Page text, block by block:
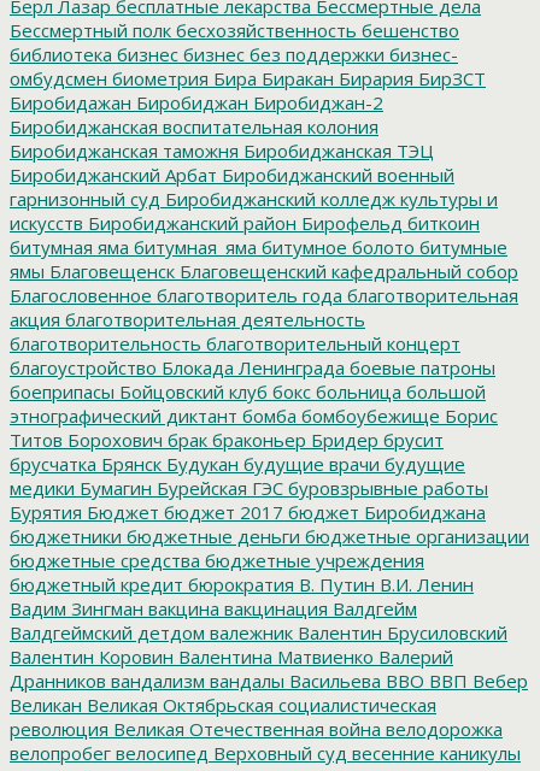
Берл Лазар бесплатные лекарства Бессмертные дела
Бессмертный полк бесхозяйственность бешенство
библиотека бизнес бизнес без поддержки бизнес-
омбудсмен биометрия Бира Биракан Бирария БирЗСТ
Биробидажан Биробиджан Биробиджан-2
Биробиджанская воспитательная колония
Биробиджанская таможня Биробиджанская ТЭЦ
Биробиджанский Арбат Биробиджанский военный
гарнизонный суд Биробиджанский колледж культуры и
искусств Биробиджанский район Бирофельд биткоин
битумная яма битумная_яма битумное болото битумные
ямы Благовещенск Благовещенский кафедральный собор
Благословенное благотворитель года благотворительная
акция благотворительная деятельность
благотворительность благотворительный концерт
благоустройство Блокада Ленинграда боевые патроны
боеприпасы Бойцовский клуб бокс больница большой
этнографический диктант бомба бомбоубежище Борис
Титов Борохович брак браконьер Бридер брусит
брусчатка Брянск Будукан будущие врачи будущие
медики Бумагин Бурейская ГЭС буровзрывные работы
Бурятия Бюджет бюджет 2017 бюджет Биробиджана
бюджетники бюджетные деньги бюджетные организации
бюджетные средства бюджетные учреждения
бюджетный кредит бюрократия В. Путин В.И. Ленин
Вадим Зингман вакцина вакцинация Валдгейм
Валдгеймский детдом валежник Валентин Брусиловский
Валентин Коровин Валентина Матвиенко Валерий
Дранников вандализм вандалы Васильева ВВО ВВП Вебер
Великан Великая Октябрьская социалистическая
революция Великая Отечественная война велодорожка
велопробег велосипед Верховный суд весенние каникулы